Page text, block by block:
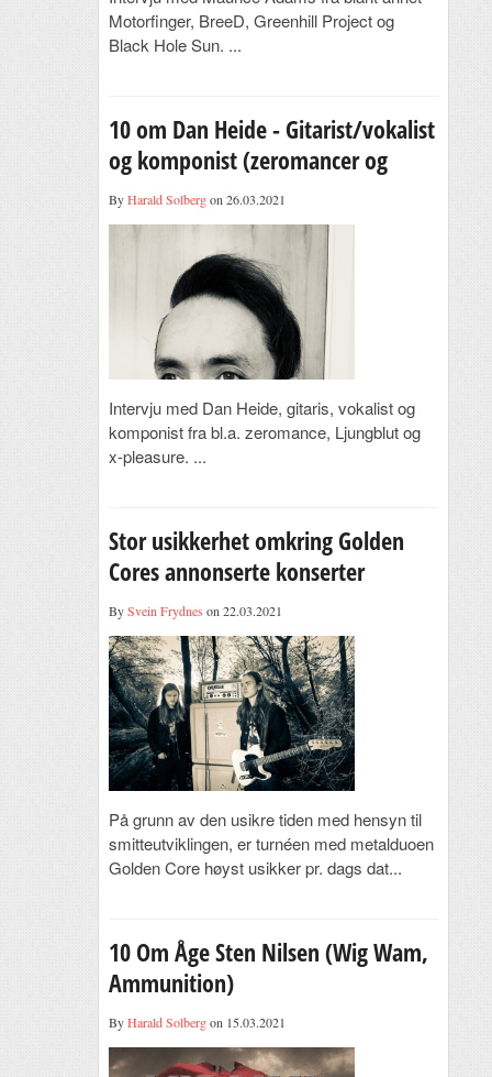
Motorfinger, BreeD, Greenhill Project og
Black Hole Sun. ...
10 om Dan Heide - Gitarist/vokalist
og komponist (zeromancer og
Ljungblut)
ByHarald Solbergon 26.03.2021
Intervju med Dan Heide, gitaris, vokalist og
komponist fra bl.a. zeromance, Ljungblut og
x-pleasure. ...
Stor usikkerhet omkring Golden
Cores annonserte konserter
BySvein Frydnes on 22.03.2021
På grunn av den usikre tiden med hensyn til
smitteutviklingen, er turnéen med metalduoen
Golden Core høyst usikker pr. dags dat...
10 Om Åge Sten Nilsen (Wig Wam,
Ammunition)
ByHarald Solbergon 15.03.2021